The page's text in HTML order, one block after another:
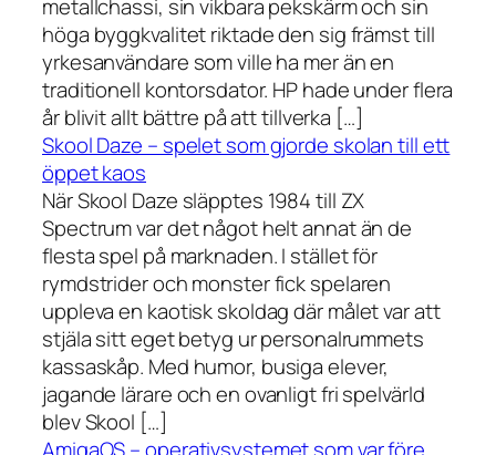
metallchassi, sin vikbara pekskärm och sin
höga byggkvalitet riktade den sig främst till
yrkesanvändare som ville ha mer än en
traditionell kontorsdator. HP hade under flera
år blivit allt bättre på att tillverka […]
Skool Daze – spelet som gjorde skolan till ett
öppet kaos
När Skool Daze släpptes 1984 till ZX
Spectrum var det något helt annat än de
flesta spel på marknaden. I stället för
rymdstrider och monster fick spelaren
uppleva en kaotisk skoldag där målet var att
stjäla sitt eget betyg ur personalrummets
kassaskåp. Med humor, busiga elever,
jagande lärare och en ovanligt fri spelvärld
blev Skool […]